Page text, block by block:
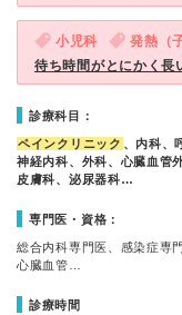
小児科 発熱（
待ち時間がとにかく長
診療科目：
ペインクリニック 、内科、
神経内科、外科、心臓血管
皮膚科、泌尿器科…
専門医・資格：
総合内科専門医、感染症専
心臓血管…
診療時間